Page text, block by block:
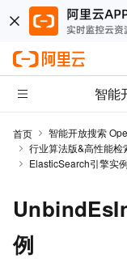
智能
首页 智能开放搜索
行业算法版&高性能检
ElasticSearch引擎实例
例